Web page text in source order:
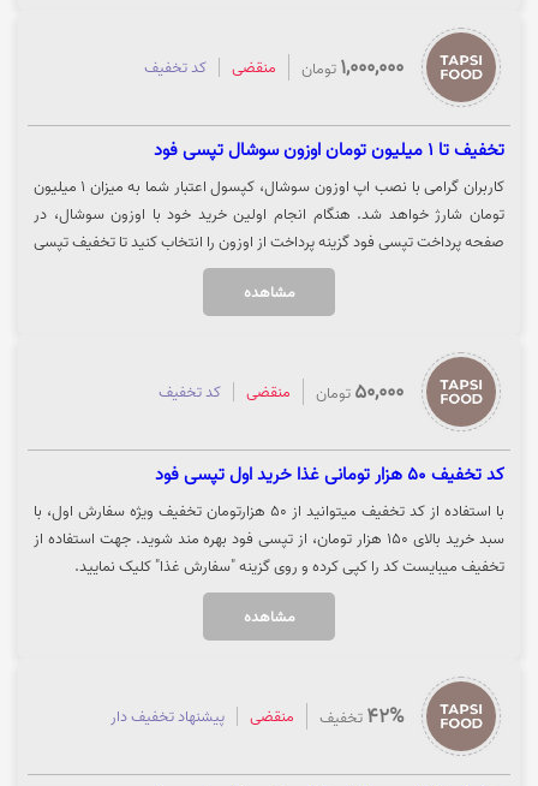
1,000,000 تومان منقضی کد تخفیف
تخفیف تا 1 میلیون تومان اوزون سوشال تپسی فود
کاربران گرامی با نصب اپ اوزون سوشال، کپسول اعتبار شما به میزان 1 میلیون
تومان شارژ خواهد شد. هنگام انجام اولین خرید خود با اوزون سوشال، در
صفحه پرداخت تپسی فود گزینه پرداخت از اوزون را انتخاب کنید تا تخفیف تپسی
فود برای شما اعمال شود. همچنین با دعوت دوستانتان و اولین خریدشان ( بالای
500 هزار تومان )، به ازای هر نفر 100 هزار تومان اعتبار بهره مند میشوید. جهت
مشاهده
50,000 تومان منقضی کد تخفیف
کد تخفیف 50 هزار تومانی غذا خرید اول تپسی فود
با استفاده از کد تخفیف میتوانید از 50 هزارتومان تخفیف ویژه سفارش اول، با
سبد خرید بالای 150 هزار تومان، از تپسی فود بهره مند شوید. جهت استفاده از
تخفیف میبایست کد را کپی کرده و روی گزینه "سفارش غذا" کلیک نمایید.
مشاهده
42% تخفیف منقضی پیشنهاد تخفیف دار